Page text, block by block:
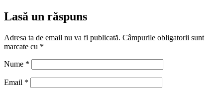
Lasă un răspuns
Adresa ta de email nu va fi publicată. Câmpurile obligatorii sunt
marcate cu *
Nume *
Email *